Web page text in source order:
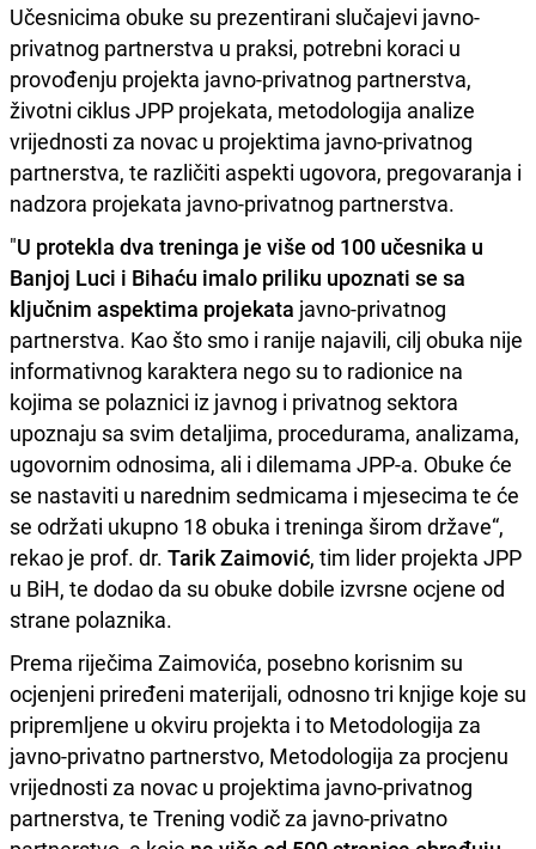
Učesnicima obuke su prezentirani slučajevi javno-
privatnog partnerstva u praksi, potrebni koraci u
provođenju projekta javno-privatnog partnerstva,
životni ciklus JPP projekata, metodologija analize
vrijednosti za novac u projektima javno-privatnog
partnerstva, te različiti aspekti ugovora, pregovaranja i
nadzora projekata javno-privatnog partnerstva.
"U protekla dva treninga je više od 100 učesnika u
Banjoj Luci i Bihaću imalo priliku upoznati se sa
ključnim aspektima projekata javno-privatnog
partnerstva. Kao što smo i ranije najavili, cilj obuka nije
informativnog karaktera nego su to radionice na
kojima se polaznici iz javnog i privatnog sektora
upoznaju sa svim detaljima, procedurama, analizama,
ugovornim odnosima, ali i dilemama JPP-a. Obuke će
se nastaviti u narednim sedmicama i mjesecima te će
se održati ukupno 18 obuka i treninga širom države“,
rekao je prof. dr. Tarik Zaimović, tim lider projekta JPP
u BiH, te dodao da su obuke dobile izvrsne ocjene od
strane polaznika.
Prema riječima Zaimovića, posebno korisnim su
ocjenjeni priređeni materijali, odnosno tri knjige koje su
pripremljene u okviru projekta i to Metodologija za
javno-privatno partnerstvo, Metodologija za procjenu
vrijednosti za novac u projektima javno-privatnog
partnerstva, te Trening vodič za javno-privatno